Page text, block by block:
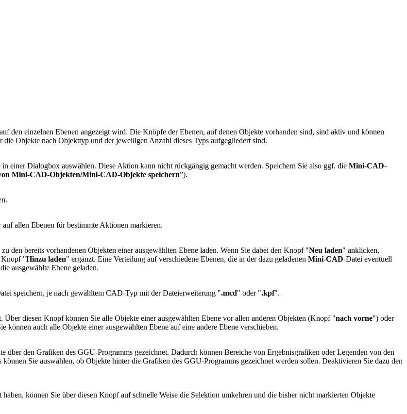
den einzelnen Ebenen angezeigt wird. Die Knöpfe der Ebenen, auf denen Objekte vorhanden sind, sind aktiv und können
Objekte nach Objekttyp und der jeweiligen Anzahl dieses Typs aufgegliedert sind.
einer Dialogbox auswählen. Diese Aktion kann nicht rückgängig gemacht werden. Speichern Sie also ggf. die Mini-CAD-
Mini-CAD-Objekten/Mini-CAD-Objekte speichern”).
allen Ebenen für bestimmte Aktionen markieren.
den bereits vorhandenen Objekten einer ausgewählten Ebene laden. Wenn Sie dabei den Knopf "Neu laden" anklicken,
Knopf "Hinzu laden" ergänzt. Eine Verteilung auf verschiedene Ebenen, die in der dazu geladenen Mini-CAD-Datei eventuell
ausgewählte Ebene geladen.
speichern, je nach gewähltem CAD-Typ mit der Dateierweiterung ".mcd" oder ".kpf".
diesen Knopf können Sie alle Objekte einer ausgewählten Ebene vor allen anderen Objekten (Knopf "nach vorne") oder
können auch alle Objekte einer ausgewählten Ebene auf eine andere Ebene verschieben.
über den Grafiken des GGU-Programms gezeichnet. Dadurch können Bereiche von Ergebnisgrafiken oder Legenden von den
Sie auswählen, ob Objekte hinter die Grafiken des GGU-Programms gezeichnet werden sollen. Deaktivieren Sie dazu den
können Sie über diesen Knopf auf schnelle Weise die Selektion umkehren und die bisher nicht markierten Objekte